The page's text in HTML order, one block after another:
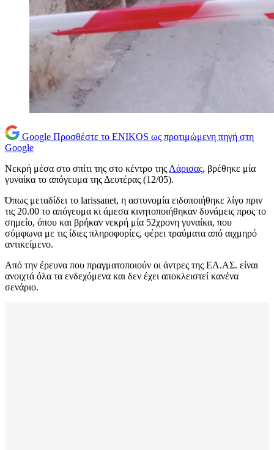
Google Προσθέστε το ENIKOS ως προτιμώμενη πηγή στη
Google
Νεκρή μέσα στο σπίτι της στο κέντρο της Λάρισας, βρέθηκε μία
γυναίκα το απόγευμα της Δευτέρας (12/05).
Όπως μεταδίδει το larissanet, η αστυνομία ειδοποιήθηκε λίγο πριν
τις 20.00 το απόγευμα κι άμεσα κινητοποιήθηκαν δυνάμεις προς το
σημείο, όπου και βρήκαν νεκρή μία 52χρονη γυναίκα, που
σύμφωνα με τις ίδιες πληροφορίες, φέρει τραύματα από αιχμηρό
αντικείμενο.
Από την έρευνα που πραγματοποιούν οι άντρες της ΕΛ.ΑΣ. είναι
ανοιχτά όλα τα ενδεχόμενα και δεν έχει αποκλειστεί κανένα
σενάριο.